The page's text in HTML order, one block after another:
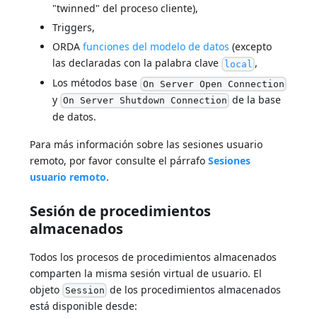
"twinned" del proceso cliente),
Triggers,
ORDAfunciones del modelo de datos (excepto
las declaradas con la palabra clave local ,
Los métodos base On Server Open Connection
y On Server Shutdown Connection de la base
de datos.
Para más información sobre las sesiones usuario
remoto, por favor consulte el párrafoSesiones
usuario remoto.
Sesión de procedimientos
almacenados
Todos los procesos de procedimientos almacenados
comparten la misma sesión virtual de usuario. El
objeto Session de los procedimientos almacenados
está disponible desde: